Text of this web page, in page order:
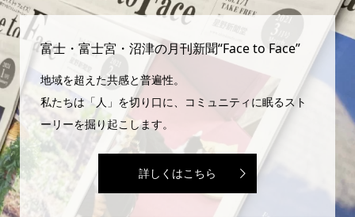
富士・富士宮・沼津の月刊新聞“Face to Face”
地域を超えた共感と普遍性。
私たちは「人」を切り口に、コミュニティに眠るスト
ーリーを掘り起こします。
詳しくはこちら